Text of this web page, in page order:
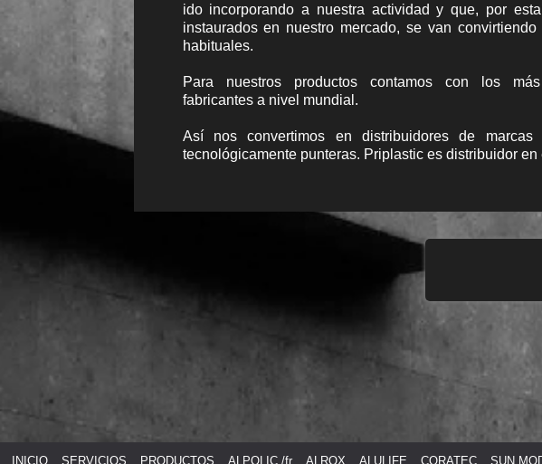
ido incorporando a nuestra actividad y que, por
instaurados en nuestro mercado, se van convirtiendo
habituales.
Para nuestros productos contamos con los más
fabricantes a nivel mundial.
Así nos convertimos en distribuidores de marcas
tecnológicamente punteras. Priplastic es distribuidor
INICIO SERVICIOS PRODUCTOS ALPOLIC /fr ALROX ALULIFE CORATEC SUN